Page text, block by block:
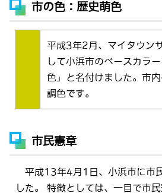
市の色：歴史萌色
平成3年2月、マイタウン
して小浜市のベースカラ
色」と名付けました。市
調色です。
市民憲章
平成13年4月1日、小浜市に市
した。 特徴としては、一目で市